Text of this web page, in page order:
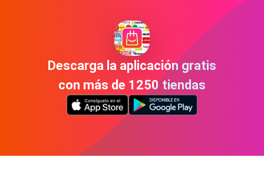
Descarga la aplicación gratis
con más de 1250 tiendas